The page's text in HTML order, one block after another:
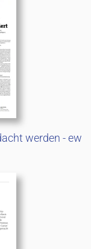
werden - ew